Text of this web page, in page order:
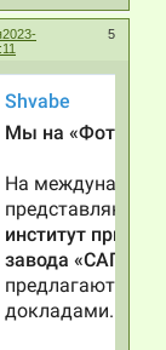
5
2023-